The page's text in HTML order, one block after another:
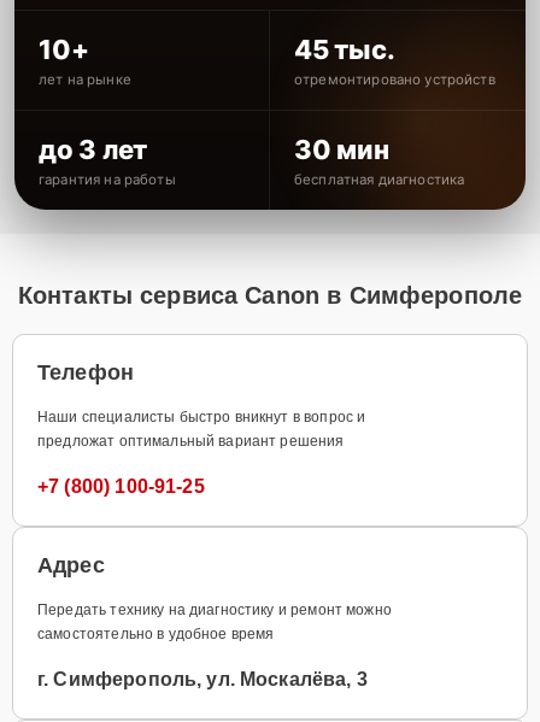
10+
лет на рынке
45 тыс.
отремонтировано устройств
до 3 лет
гарантия на работы
30 мин
бесплатная диагностика
Контакты сервиса Canon в Симферополе
Телефон
Наши специалисты быстро вникнут в вопрос и
предложат оптимальный вариант решения
+7 (800) 100-91-25
Адрес
Передать технику на диагностику и ремонт можно
самостоятельно в удобное время
г. Симферополь, ул. Москалёва, 3